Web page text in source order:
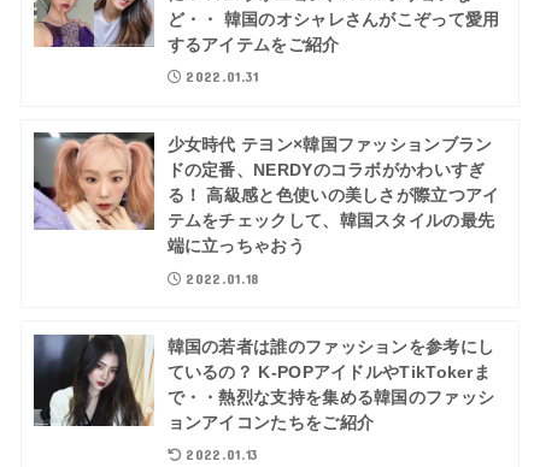
ど・・ 韓国のオシャレさんがこぞって愛用
するアイテムをご紹介
2022.01.31
少女時代 テヨン×韓国ファッションブラン
ドの定番、NERDYのコラボがかわいすぎ
る！ 高級感と色使いの美しさが際立つアイ
テムをチェックして、韓国スタイルの最先
端に立っちゃおう
2022.01.18
韓国の若者は誰のファッションを参考にし
ているの？ K-POPアイドルやTikTokerま
で・・熱烈な支持を集める韓国のファッシ
ョンアイコンたちをご紹介
2022.01.13